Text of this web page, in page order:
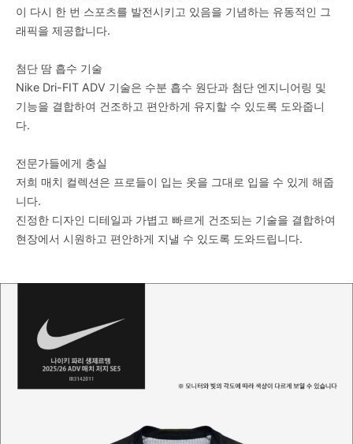
이 다시 한 번 스포츠를 발전시키고 있음을 기념하는 유동적인 그
래픽을 제공합니다.
첨단 땀 흡수 기술
Nike Dri-FIT ADV 기술은 수분 흡수 원단과 첨단 엔지니어링 및
기능을 결합하여 건조하고 편안하게 유지할 수 있도록 도와줍니
다.
전문가들에게 충실
저희 매치 컬렉션은 프로들이 입는 옷을 그대로 입을 수 있게 해줍
니다.
진정한 디자인 디테일과 가볍고 빠르게 건조되는 기술을 결합하여
현장에서 시원하고 편안하게 지낼 수 있도록 도와드립니다.